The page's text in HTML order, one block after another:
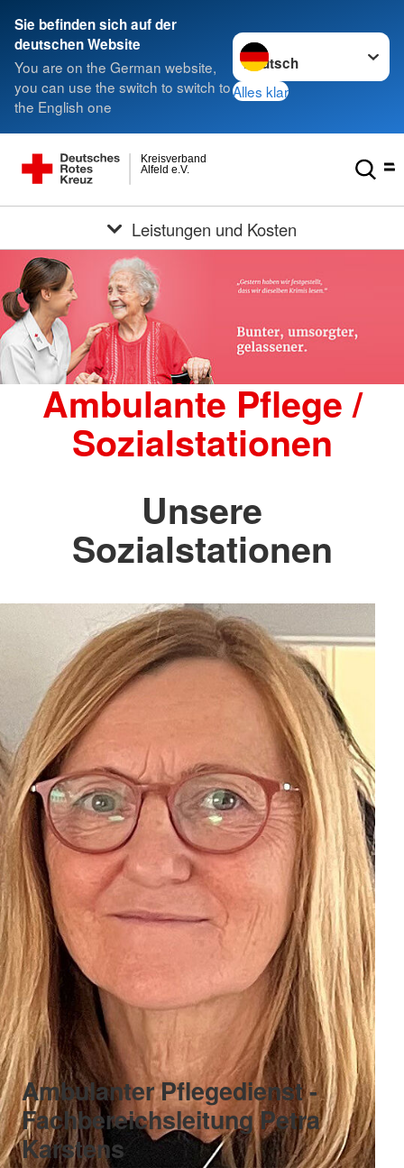
Sie befinden sich auf der
deutschen Website
You are on the German website,
you can use the switch to switch to
the English one
Sprache wechseln zu
Alles klar
Alfeld e.V.
Kreisverband
Leistungen und Kosten
Ambulante Pflege /
Sozialstationen
Unsere
Sozialstationen
Ambulanter Pflegedienst -
Fachbereichsleitung Petra
Karstens